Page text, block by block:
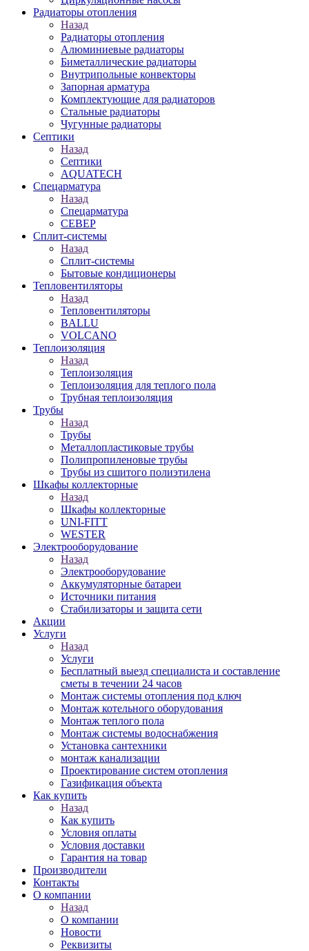
Радиаторы отопления
Назад
Радиаторы отопления
Алюминиевые радиаторы
Биметаллические радиаторы
Внутрипольные конвекторы
Запорная арматура
Комплектующие для радиаторов
Стальные радиаторы
Чугунные радиаторы
Септики
Назад
Септики
AQUATECH
Спецарматура
Назад
Спецарматура
СЕВЕР
Сплит-системы
Назад
Сплит-системы
Бытовые кондиционеры
Тепловентиляторы
Назад
Тепловентиляторы
BALLU
VOLCANO
Теплоизоляция
Назад
Теплоизоляция
Теплоизоляция для теплого пола
Трубная теплоизоляция
Трубы
Назад
Трубы
Металлопластиковые трубы
Полипропиленовые трубы
Трубы из сшитого полиэтилена
Шкафы коллекторные
Назад
Шкафы коллекторные
UNI-FITT
WESTER
Электрооборудование
Назад
Электрооборудование
Аккумуляторные батареи
Источники питания
Стабилизаторы и защита сети
Акции
Услуги
Назад
Услуги
Бесплатный выезд специалиста и составление
сметы в течении 24 часов
Монтаж системы отопления под ключ
Монтаж котельного оборудования
Монтаж теплого пола
Монтаж системы водоснабжения
Установка сантехники
монтаж канализации
Проектирование систем отопления
Газификация объекта
Как купить
Назад
Как купить
Условия оплаты
Условия доставки
Гарантия на товар
Производители
Контакты
О компании
Назад
О компании
Новости
Реквизиты